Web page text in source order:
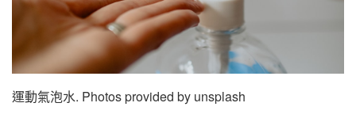
運動氣泡水. Photos provided by unsplash